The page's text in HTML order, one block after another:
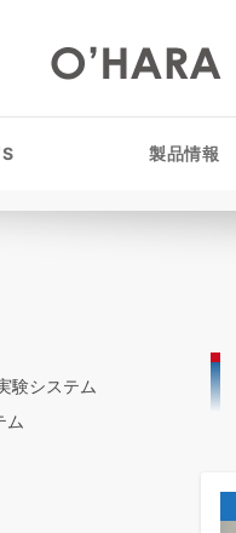
製品情報
験システム
ム